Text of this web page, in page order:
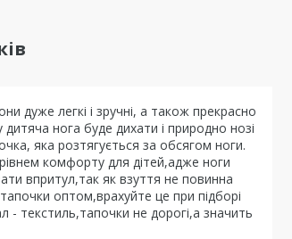
дуже легкі і зручні, а також прекрасно
нога буде дихати і природно нозі
яка розтягується за обсягом ноги.
комфорту для дітей,адже ноги
впритул,так як взуття не повинна
оптом,врахуйте це при підборі
- текстиль,тапочки не дорогі,а значить